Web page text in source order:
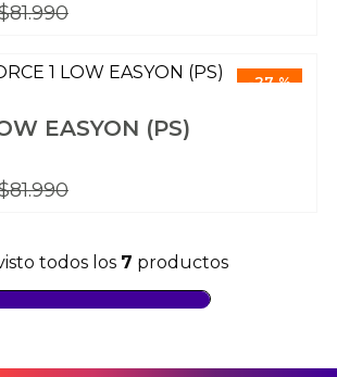
81.990
-27 %
EASYON (PS)
81.990
todos los 7 productos